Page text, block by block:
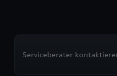
Serviceberater